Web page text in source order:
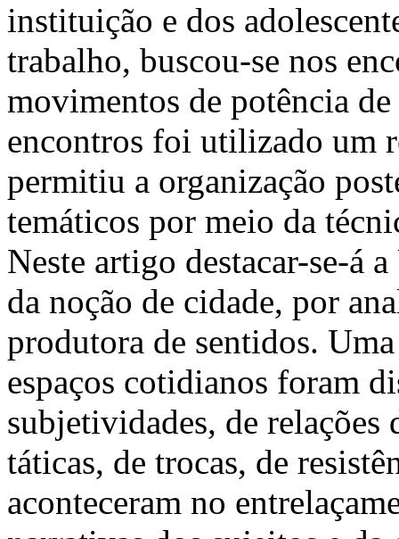
instituição e dos
trabalho, buscou-se nos
movimentos de potência
encontros foi utilizado um
permitiu a organização
temáticos por meio da
Neste artigo destacar-se-á
da noção de cidade, por
produtora de sentidos.
espaços cotidianos foram
subjetividades, de relações
táticas, de trocas, de
aconteceram no